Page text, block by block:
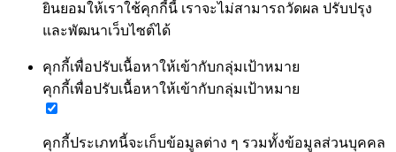
ยินยอมให้เราใช้คุกกี้นี้ เราจะไม่สามารถวัดผล ปรับปรุง
และพัฒนาเว็บไซต์ได้
คุกกี้เพื่อปรับเนื้อหาให้เข้ากับกลุ่มเป้าหมาย
คุกกี้เพื่อปรับเนื้อหาให้เข้ากับกลุ่มเป้าหมาย
คุกกี้ประเภทนี้จะเก็บข้อมูลต่าง ๆ รวมทั้งข้อมูลส่วนบุคคล